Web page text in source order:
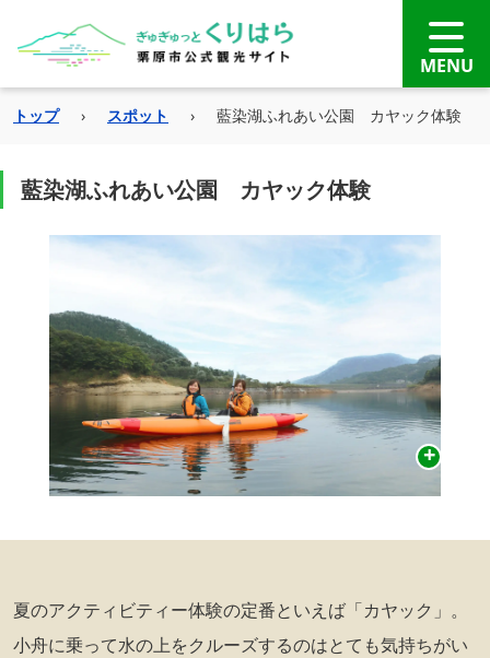
トップ › スポット › 藍染湖ふれあい公園 カヤック体験
藍染湖ふれあい公園 カヤック体験
夏のアクティビティー体験の定番といえば「カヤック」。
小舟に乗って水の上をクルーズするのはとても気持ちがい